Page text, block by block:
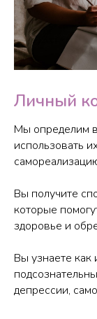
Личный
Мы определим
использовать
Вы получите
которые
здоровье и
Вы узнаете как
депрессии,